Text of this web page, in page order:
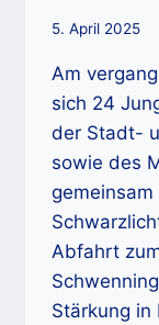
5. April 2025
Am
sich 24
der Stadt-
sowie des
Abfahrt
Stärkung in